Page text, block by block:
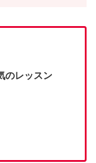
のレッスン